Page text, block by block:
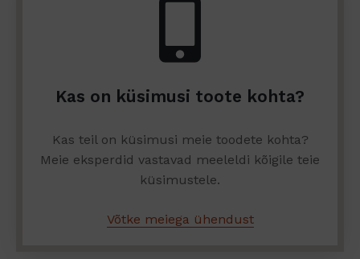
Kas on küsimusi toote kohta?
Kas teil on küsimusi meie toodete kohta?
Meie eksperdid vastavad meeleldi kõigile teie
küsimustele.
Võtke meiega ühendust